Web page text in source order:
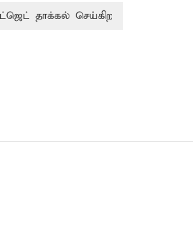
தாக்கல் செய்கிறார் முதல்-அமைச்சர்